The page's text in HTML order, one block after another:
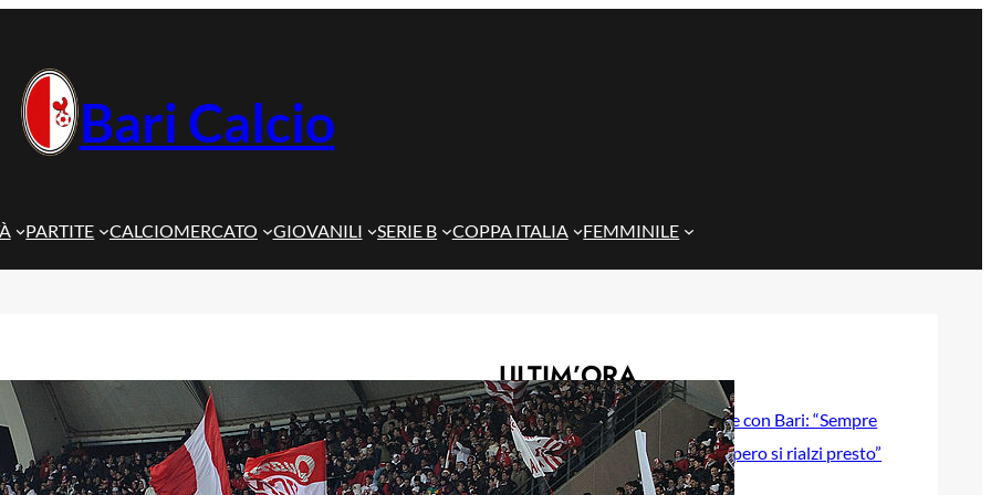
Bari Calcio
PARTITE CALCIOMERCATO GIOVANILI SERIE B COPPA ITALIA FEMMINILE
ULTIM’ORA
Gazzi e il legame con Bari: “Sempre
nel mio cuore, spero si rialzi presto”
29 Maggio 2026